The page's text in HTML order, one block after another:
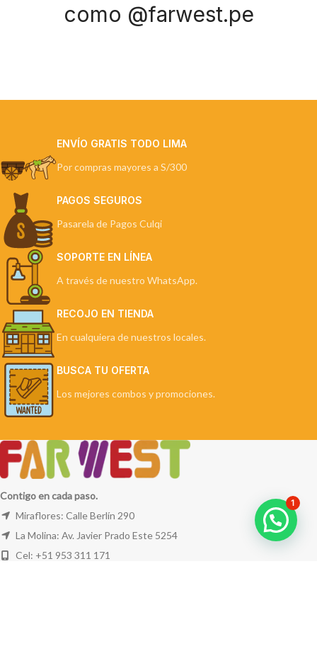
como @farwest.pe
ENVÍO GRATIS TODO LIMA
Por compras mayores a S/300
PAGOS SEGUROS
Pasarela de Pagos Culqi
SOPORTE EN LÍNEA
A través de nuestro WhatsApp.
RECOJO EN TIENDA
En cualquiera de nuestros locales.
BUSCA TU OFERTA
Los mejores combos y promociones.
Contigo en cada paso.
Miraflores: Calle Berlín 290
La Molina: Av. Javier Prado Este 5254
Cel: +51 953 311 171
1